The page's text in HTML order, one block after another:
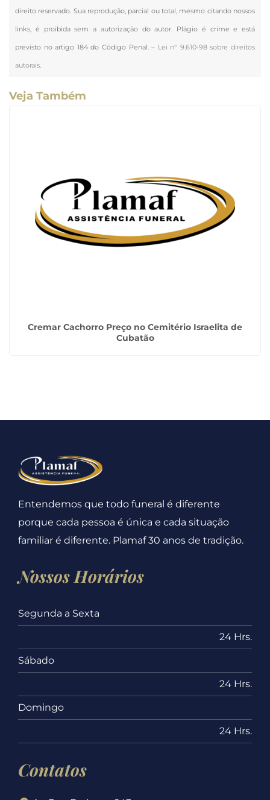
direito reservado. Sua reprodução, parcial ou total, mesmo citando nossos
links, é proibida sem a autorização do autor. Plágio é crime e está
previsto no artigo 184 do Código Penal. – Lei n° 9.610-98 sobre direitos
autorais.
Veja Também
Cremar Cachorro Preço no Cemitério Israelita de
Cubatão
Entendemos que todo funeral é diferente
porque cada pessoa é única e cada situação
familiar é diferente. Plamaf 30 anos de tradição.
Nossos Horários
Segunda a Sexta
24 Hrs.
Sábado
24 Hrs.
Domingo
24 Hrs.
Contatos